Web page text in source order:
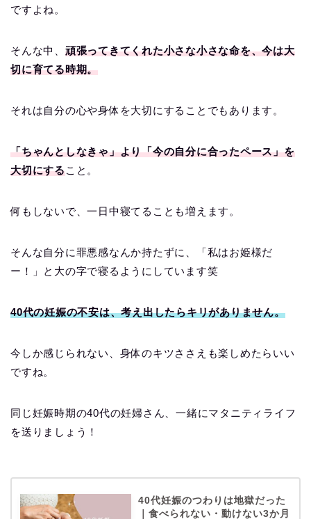
ですよね。
そんな中、 頑張ってきてくれた小さな小さな命を、今は大
切に育てる時期。
それは自分の心や身体を大切にすることでもあります。
「ちゃんとしなきゃ」より「今の自分に合ったペース」を
大切にすること。
何もしないで、一日中寝てることも増えます。
そんな自分に罪悪感なんか持たずに、「私はお姫様だ
ー！」と大の字で寝るようにしています笑
40代の妊娠の不安は、考え出したらキリがありません。
今しか感じられない、身体のキツささえも楽しめたらいい
ですね。
同じ妊娠時期の40代の妊婦さん、一緒にマタニティライフ
を送りましょう！
40代妊娠のつわりは地獄だった
｜食べられない・動けない3か月